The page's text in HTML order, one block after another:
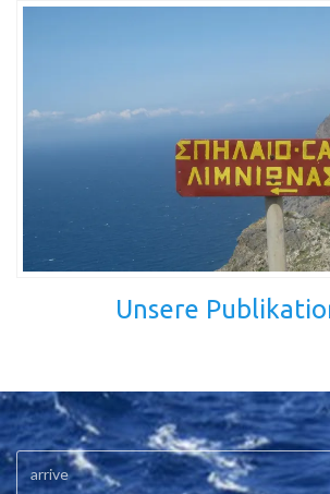
Unsere